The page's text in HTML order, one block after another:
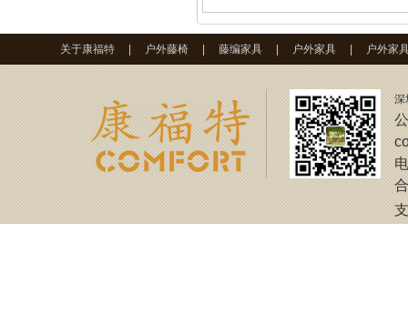
关于康福特 户外藤椅 藤编家具 户外家具 户外家
深